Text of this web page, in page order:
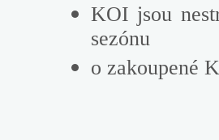
KOI jsou
sezónu
o zakoupené